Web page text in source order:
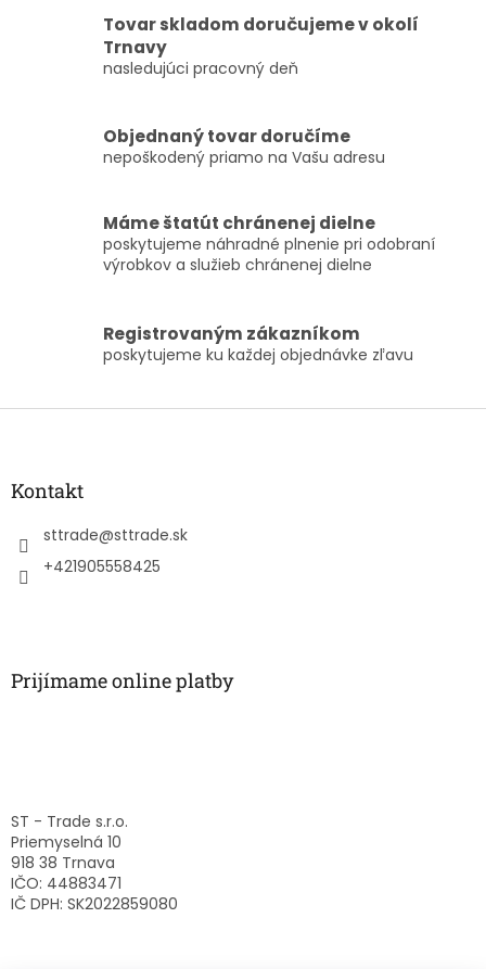
a
c
e
v
k
ý
p
i
a
i
Tovar skladom doručujeme v okolí
Trnavy
nasledujúci pracovný deň
Objednaný tovar doručíme
nepoškodený priamo na Vašu adresu
Máme štatút chránenej dielne
poskytujeme náhradné plnenie pri odobraní
výrobkov a služieb chránenej dielne
Registrovaným zákazníkom
poskytujeme ku každej objednávke zľavu
Z
Kontakt
sttrade@sttrade.sk
+421905558425
Prijímame online platby
ST - Trade s.r.o.
Priemyselná 10
918 38 Trnava
IČO: 44883471
IČ DPH: SK2022859080